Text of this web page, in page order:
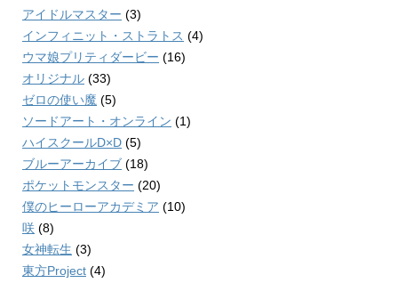
アイドルマスター (3)
インフィニット・ストラトス (4)
ウマ娘プリティダービー (16)
オリジナル (33)
ゼロの使い魔 (5)
ソードアート・オンライン (1)
ハイスクールD×D (5)
ブルーアーカイブ (18)
ポケットモンスター (20)
僕のヒーローアカデミア (10)
咲 (8)
女神転生 (3)
東方Project (4)